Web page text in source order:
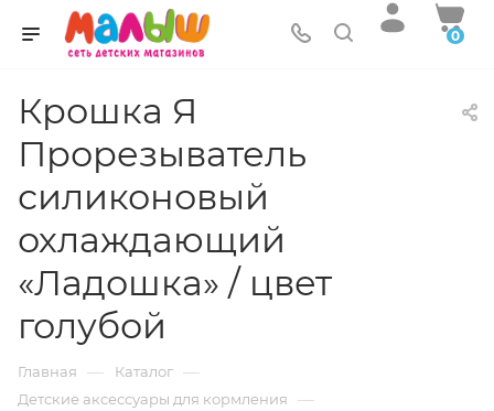
0
Крошка Я
Прорезыватель
силиконовый
охлаждающий
«Ладошка» / цвет
голубой
Главная — Каталог —
Детские аксессуары для кормления —